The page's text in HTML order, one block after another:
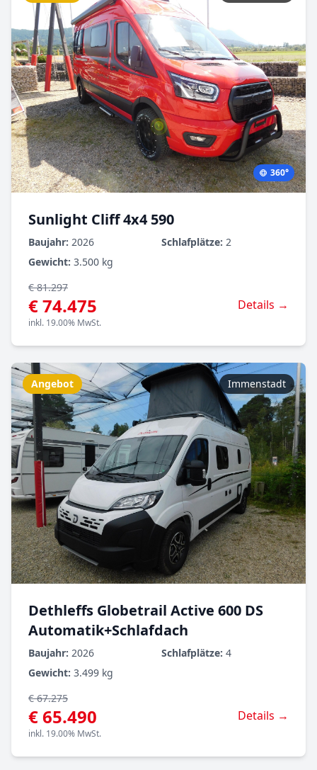
360°
Sunlight Cliff 4x4 590
Baujahr: 2026 Schlafplätze: 2
Gewicht: 3.500 kg
€ 81.297
€ 74.475
inkl. 19.00% MwSt.
Details →
Angebot Immenstadt
Dethleffs Globetrail Active 600 DS
Automatik+Schlafdach
Baujahr: 2026 Schlafplätze: 4
Gewicht: 3.499 kg
€ 67.275
€ 65.490
inkl. 19.00% MwSt.
Details →